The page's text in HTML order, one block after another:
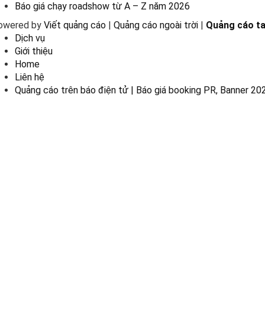
Báo giá chạy roadshow từ A – Z năm 2026
by Viết quảng cáo | Quảng cáo ngoài trời | Quảng cáo
Dịch vụ
Giới thiệu
Home
Liên hệ
Quảng cáo trên báo điện tử | Báo giá booking PR, Banner